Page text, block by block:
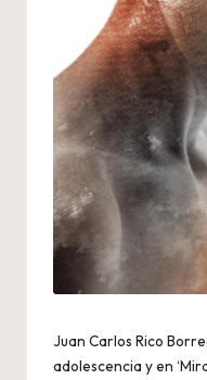
Juan Carlos Rico
adolescencia y en